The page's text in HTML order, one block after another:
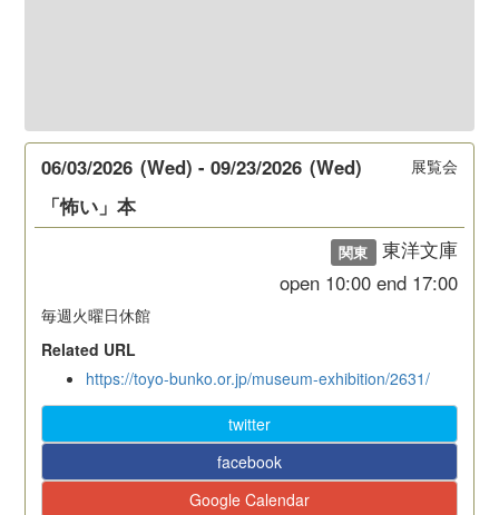
展覧会
06/03/2026 (Wed) -09/23/2026 (Wed)
「怖い」本
関東
東洋文庫
open 10:00 end 17:00
毎週火曜日休館
Related URL
https://toyo-bunko.or.jp/museum-exhibition/2631/
twitter
facebook
Google Calendar